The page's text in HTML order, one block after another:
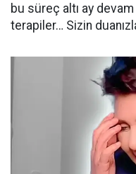
bu süreç altı ay
terapiler… Sizin